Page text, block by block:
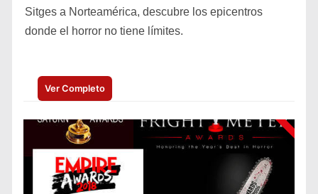
Sitges a Norteamérica, descubre los epicentros
donde el horror no tiene límites.
Ver Completo